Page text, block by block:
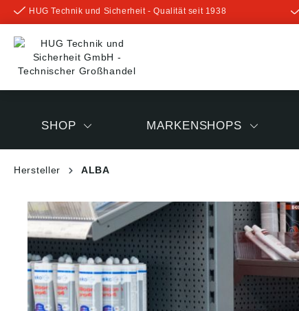
springen
HUG Technik und Sicherheit - Qualität seit 1938
SHOP MARKENSHOPS
Hersteller ALBA